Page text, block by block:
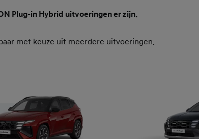
Plug-in Hybrid uitvoeringen er zijn.
met keuze uit meerdere uitvoeringen.